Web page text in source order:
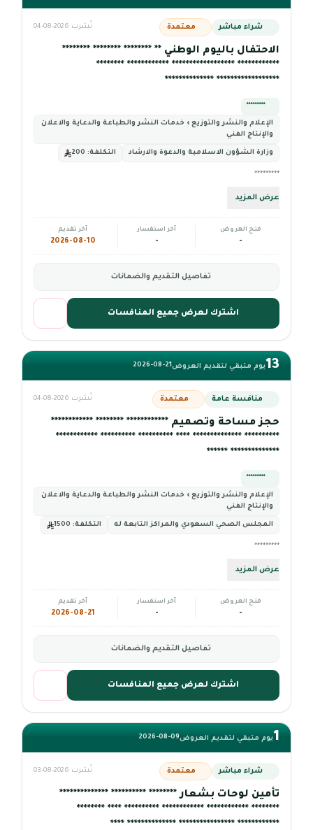
شراء مباشر معتمدة نُشرت 2026-08-04
الاحتفال باليوم الوطني ** ******** ******** ********
************ ****************** ************ ********
****************** **************
*********
الإعلام والنشر والتوزيع › خدمات النشر والطباعة والدعاية والاعلان
والإنتاج الفني
وزارة الشـؤون الاسلامية والدعوة والارشاد التكلفة:
*********
عرض المزيد
فتح العروض
-
آخر استفسار
-
آخر تقديم
2026-08-10
تفاصيل التقديم والضمانات
اشترك لعرض جميع المنافسات
13يوم متبقي لتقديم العروض2026-08-21
منافسة عامة معتمدة نُشرت 2026-08-04
حجز مساحة وتصميم ************ ******** ************
********** ************** **** ********** ********** ************
************** ******
*********
الإعلام والنشر والتوزيع › خدمات النشر والطباعة والدعاية والاعلان
والإنتاج الفني
المجلس الصحي السعودي والمراكز التابعة له التكلفة:
*********
عرض المزيد
فتح العروض
-
آخر استفسار
-
آخر تقديم
2026-08-21
تفاصيل التقديم والضمانات
اشترك لعرض جميع المنافسات
1يوم متبقي لتقديم العروض2026-08-09
شراء مباشر معتمدة نُشرت 2026-08-03
تأمين لوحات بشعار ******** ********** **************
******** ************ ************ ********** **** ********
************ **************** ************** ****